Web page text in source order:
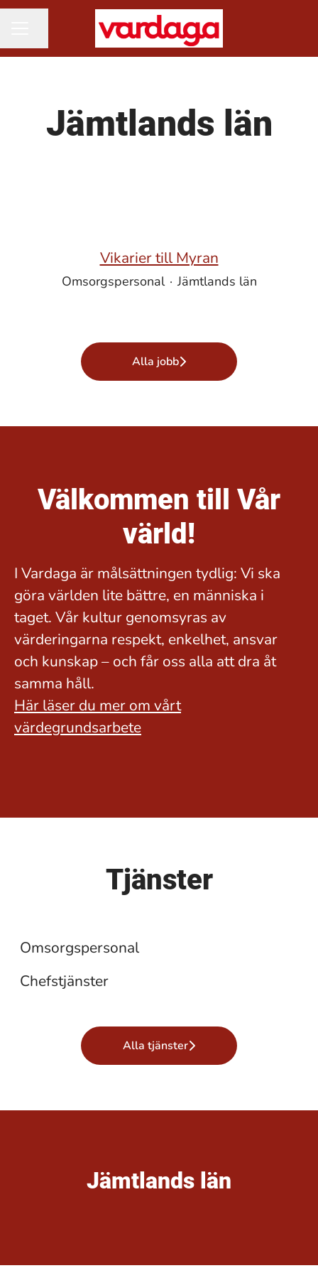
Jämtlands län
Vikarier till Myran
Omsorgspersonal · Jämtlands län
Alla jobb
Välkommen till Vår
värld!
I Vardaga är målsättningen tydlig: Vi ska
göra världen lite bättre, en människa i
taget. Vår kultur genomsyras av
värderingarna respekt, enkelhet, ansvar
och kunskap – och får oss alla att dra åt
samma håll.
Här läser du mer om vårt
värdegrundsarbete
Tjänster
Övriga tjänster
Omsorgspersonal
Omsorgspersonal
Chefstjänster
Alla tjänster
Jämtlands län